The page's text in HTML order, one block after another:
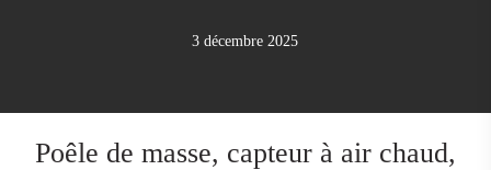
3 décembre 2025
Poêle de masse, capteur à air chaud,